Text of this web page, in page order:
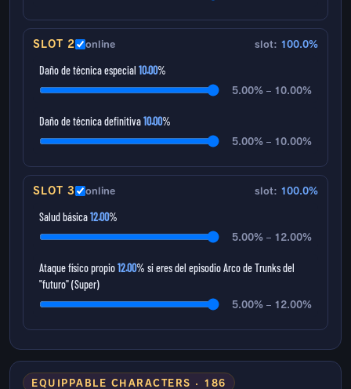
SLOT 2 online slot: 100.0%
Daño de técnica especial 10.00%
5.00% – 10.00%
Daño de técnica definitiva10.00%
5.00% – 10.00%
SLOT 3 online slot: 100.0%
Salud básica12.00%
5.00% – 12.00%
Ataque físico propio12.00% si eres del episodio Arco de Trunks del
"futuro" (Super)
5.00% – 12.00%
EQUIPPABLE CHARACTERS · 186